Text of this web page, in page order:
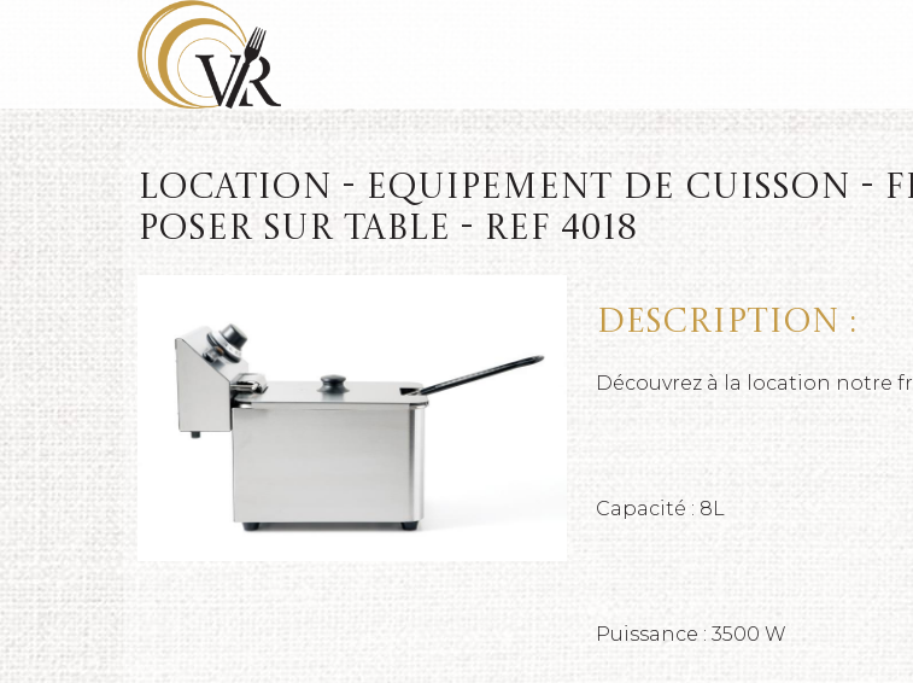
Location - Equipement de cuisson -
poser sur table - REF 4018
Description :
Découvrez à la location notre
Capacité : 8L
Puissance : 3500 W